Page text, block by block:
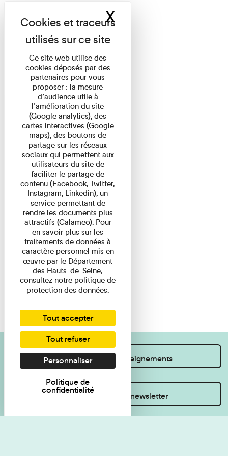
Je souhaite des renseignements
Inscrivez-vous à la newsletter
Ce site web utilise des
cookies déposés par des
partenaires pour vous
proposer : la mesure
d’audience utile à
l’amélioration du site
(Google analytics), des
cartes interactives (Google
maps), des boutons de
partage sur les réseaux
sociaux qui permettent aux
utilisateurs du site de
faciliter le partage de
contenu (Facebook, Twitter,
Instagram, Linkedin), un
service permettant de
rendre les documents plus
attractifs (Calameo). Pour
en savoir plus sur les
traitements de données à
caractère personnel mis en
œuvre par le Département
des Hauts-de-Seine,
consultez notre politique de
protection des données.
Tout accepter
Tout refuser
Personnaliser
Politique de
confidentialité
XMasquer le